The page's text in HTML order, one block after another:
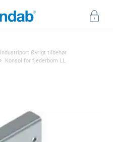
Industriport Øvrigt tilbehør
Konsol for fjederbom LL